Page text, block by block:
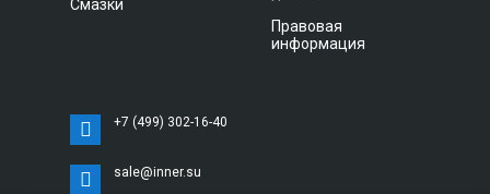
Смазки
Правовая
информация
+7 (499) 302-16-40
sale@inner.su